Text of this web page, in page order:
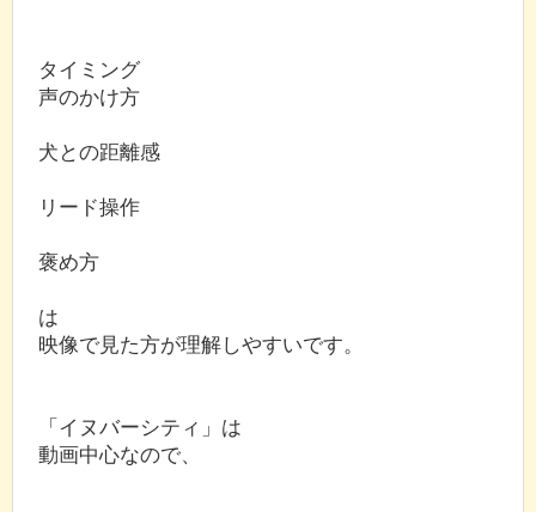
タイミング
声のかけ方
犬との距離感
リード操作
褒め方
は
映像で見た方が理解しやすいです。
「イヌバーシティ」は
動画中心なので、